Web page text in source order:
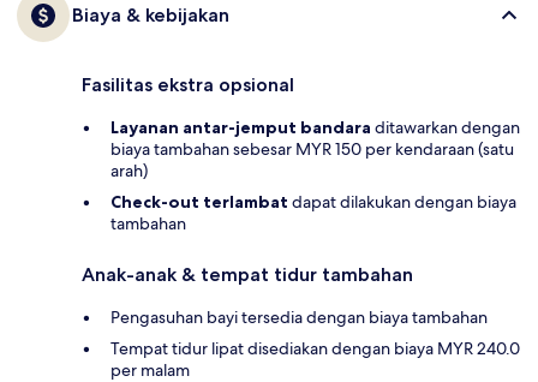
Biaya & kebijakan
Fasilitas ekstra opsional
Layanan antar-jemput bandara ditawarkan dengan
biaya tambahan sebesar MYR 150 per kendaraan (satu
arah)
Check-out terlambat dapat dilakukan dengan biaya
tambahan
Anak-anak & tempat tidur tambahan
Pengasuhan bayi tersedia dengan biaya tambahan
Tempat tidur lipat disediakan dengan biaya MYR 240.0
per malam